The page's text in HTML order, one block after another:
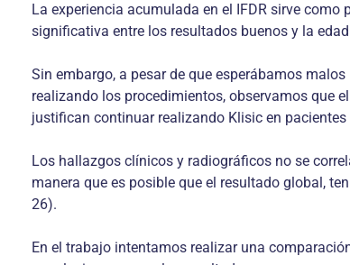
La experiencia acumulada en el IFDR sirve
significativa entre los resultados buenos y la
Sin embargo, a pesar de que esperábamos
realizando los procedimientos, observamos que
justifican continuar realizando Klisic en
Los hallazgos clínicos y radiográficos no se
manera que es posible que el resultado global,
26).
En el trabajo intentamos realizar una